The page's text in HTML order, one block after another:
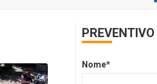
Nome*